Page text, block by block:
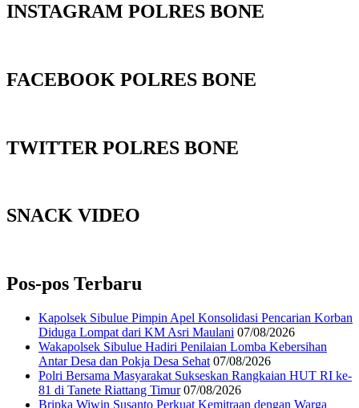
INSTAGRAM POLRES BONE
FACEBOOK POLRES BONE
TWITTER POLRES BONE
SNACK VIDEO
Pos-pos Terbaru
Kapolsek Sibulue Pimpin Apel Konsolidasi Pencarian Korban
Diduga Lompat dari KM Asri Maulani 07/08/2026
Wakapolsek Sibulue Hadiri Penilaian Lomba Kebersihan
Antar Desa dan Pokja Desa Sehat 07/08/2026
Polri Bersama Masyarakat Sukseskan Rangkaian HUT RI ke-
81 di Tanete Riattang Timur 07/08/2026
Bripka Wiwin Susanto Perkuat Kemitraan dengan Warga